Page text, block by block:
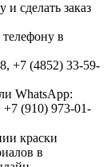
сделать заказ
в
+7 (4852) 33-59-
WhatsApp:
+7 (910) 973-01-
краски
в